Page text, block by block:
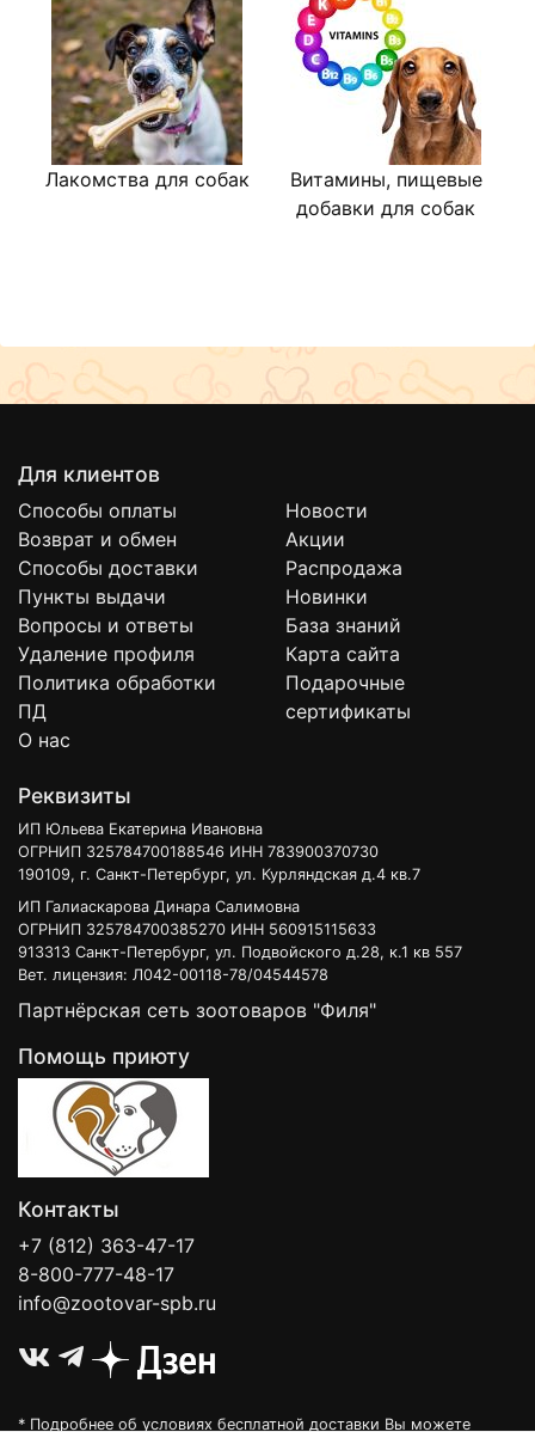
Лакомства для собак
Витамины, пищевые
добавки для собак
Для клиентов
Способы оплаты
Возврат и обмен
Способы доставки
Пункты выдачи
Вопросы и ответы
Удаление профиля
Политика обработки
ПД
О нас
Новости
Акции
Распродажа
Новинки
База знаний
Карта сайта
Подарочные
сертификаты
Реквизиты
ИП Юльева Екатерина Ивановна
ОГРНИП 325784700188546 ИНН 783900370730
190109, г. Санкт-Петербург, ул. Курляндская д.4 кв.7
ИП Галиаскарова Динара Салимовна
ОГРНИП 325784700385270 ИНН 560915115633
913313 Санкт-Петербург, ул. Подвойского д.28, к.1 кв 557
Вет. лицензия: Л042-00118-78/04544578
Партнёрская сеть зоотоваров "Филя"
Помощь приюту
Контакты
+7 (812) 363-47-17
8-800-777-48-17
info@zootovar-spb.ru
* Подробнее об условиях бесплатной доставки Вы можете